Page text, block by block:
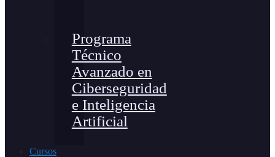
Programa
Técnico
Avanzado en
Ciberseguridad
e Inteligencia
Artificial
Cursos